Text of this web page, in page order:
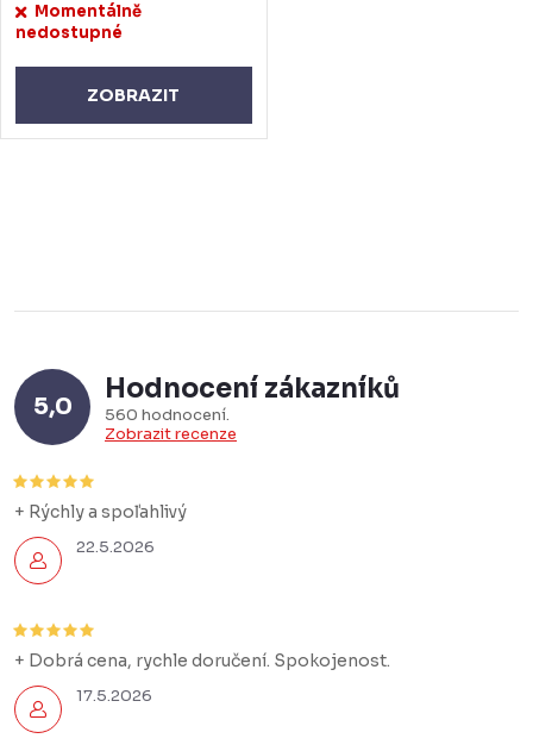
Momentálně
nedostupné
ZOBRAZIT
c
í
p
r
v
k
v
ý
p
i
5,0
Hodnocení zákazníků
560 hodnocení
Zobrazit recenze
22.5.2026
+ Rýchly a spoľahlivý
17.5.2026
+ Dobrá cena, rychle doručení. Spokojenost.